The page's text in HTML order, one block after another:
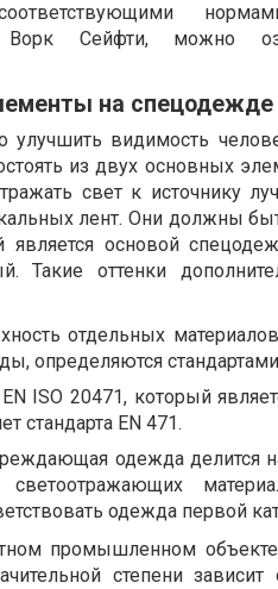
Ворк Сейфти, можно
на спецодежде
видимость
из двух основных
свет к источнику
лент. Они должны
является основой
Такие оттенки
отдельных
определяются
ISO 20471, который
стандарта EN 471.
одежда делится
одежда первой
промышленном
степени